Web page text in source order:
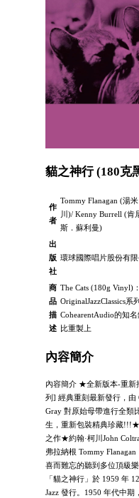
貓之神行 (180克
作
者
Tommy Flanagan (湯
川)/ Kenny Burrell (肯
斯．蘇利曼)
出
版
社
環球國際唱片股份有限
商
品
描
述
The Cats (180g Vinyl)
OriginalJazzClassics
CohearentAudio的知
比重製上
內容簡介
內容簡介 ★全新版本-重新
列] 經典重刻最新發行，由
Gray 對原始母帶進行全類
生，重新包裝精典珍藏
之作★約翰·柯川John
弗拉納根 Tommy
喜而難忘的聽到多位頂級
「貓之神行」於 1959 年
Jazz 發行。1950 年代中期